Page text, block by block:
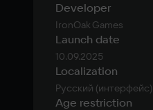
Developer
IronOak Games
Launch date
10.09.2025
Localization
Русский (интерфейс)
Age restriction